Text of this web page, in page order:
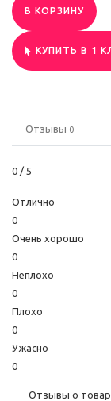
В КОРЗИНУ
КУПИТЬ В 1
Отзывы 0
0 / 5
Отлично
0
Очень хорошо
0
Неплохо
0
Плохо
0
Ужасно
0
Отзывы о